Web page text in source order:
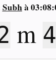
Subhà
m